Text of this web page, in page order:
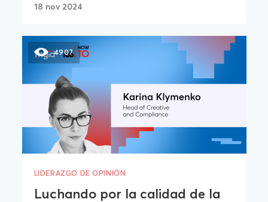
18 nov 2024
4907
LIDERAZGO DE OPINIÓN
Luchando por la calidad de la